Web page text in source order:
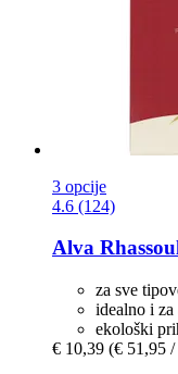
3 opcije
4.6 (124)
Alva
za sve
idealno i za
ekološki
€ 10,39 (€ 51,95